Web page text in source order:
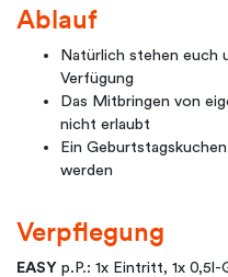
Ablauf
Natürlich stehen euch
Verfügung
Das Mitbringen von
nicht erlaubt
Ein
werden
Verpflegung
EASY p.P.: 1x Eintritt, 1x 0,5l-